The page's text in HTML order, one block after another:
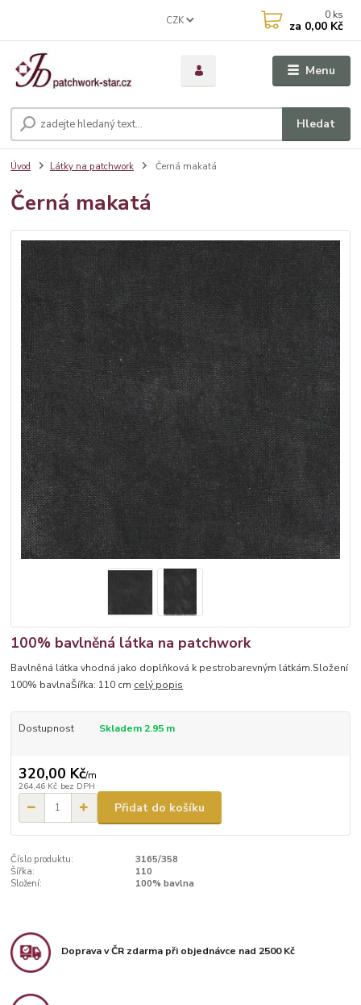
Menu
CZK
Hledat
0 ks
za 0,00 Kč
Úvod Látky na patchwork Černá makatá
Černá makatá
100% bavlněná látka na patchwork
Bavlněná látka vhodná jako doplňková k pestrobarevným látkám.Složení
100% bavlnaŠířka: 110 cm celý popis
Dostupnost Skladem 2.95 m
320,00 Kč/m
264,46 Kč bez DPH
Přidat do košíku
Číslo produktu:
3165/358
Šířka:
110
Složení:
100% bavlna
Doprava v ČR zdarma při objednávce nad 2500 Kč